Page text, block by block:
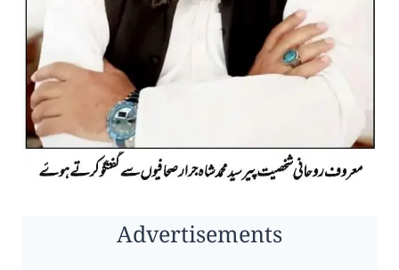
Advertisements